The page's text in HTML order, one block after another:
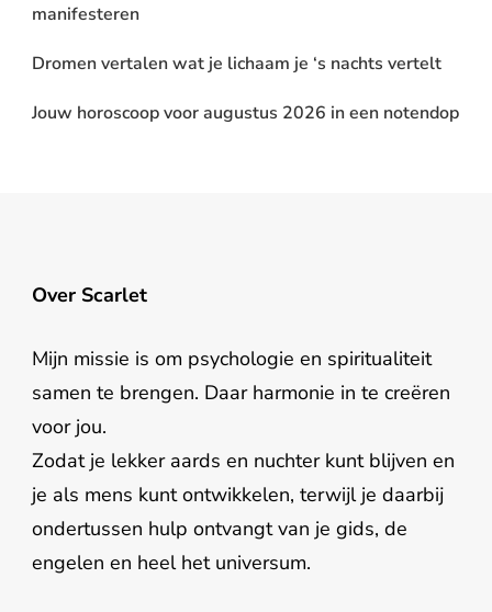
manifesteren
Dromen vertalen wat je lichaam je ‘s nachts vertelt
Jouw horoscoop voor augustus 2026 in een notendop
Over Scarlet
Mijn missie is om psychologie en spiritualiteit
samen te brengen. Daar harmonie in te creëren
voor jou.
Zodat je lekker aards en nuchter kunt blijven en
je als mens kunt ontwikkelen, terwijl je daarbij
ondertussen hulp ontvangt van je gids, de
engelen en heel het universum.